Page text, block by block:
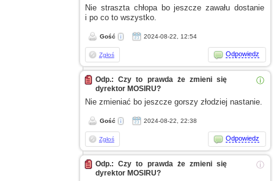
Nie straszta chłopa bo jeszcze zawału dostanie
i poco to wszystko.
Gość 2024-08-22, 12:54
Zgłoś Odpowiedz
ⓘ
Odp.: Czy to prawda że zmieni się
dyrektor MOSIRU?
Nie zmieniać bo jeszcze gorszy złodziej nastanie.
Gość 2024-08-22, 22:38
Zgłoś Odpowiedz
ⓘ
Odp.: Czy to prawda że zmieni się
dyrektor MOSIRU?